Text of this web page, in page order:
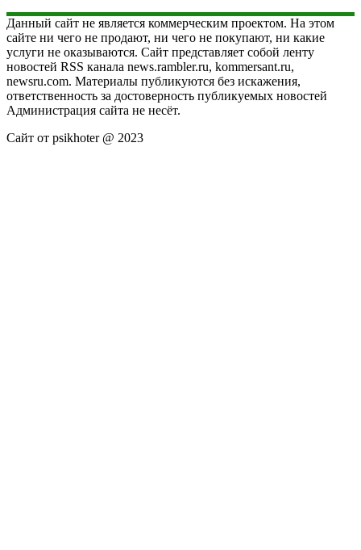
Данный сайт не является коммерческим проектом. На этом
сайте ни чего не продают, ни чего не покупают, ни какие
услуги не оказываются. Сайт представляет собой ленту
новостей RSS канала news.rambler.ru, kommersant.ru,
newsru.com. Материалы публикуются без искажения,
ответственность за достоверность публикуемых новостей
Администрация сайта не несёт.
Сайт от psikhoter @ 2023